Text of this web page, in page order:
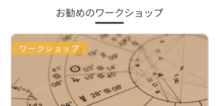
お勧めのワークショップ
ワークショップ